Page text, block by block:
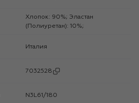
Хлопок: 90%; Эластан
(Полиуретан): 10%;
Италия
7032528
N3L61/180